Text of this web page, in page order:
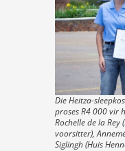
Die Heitza-
proses R4 000 vir
Rochelle de la Rey
voorsitter),
Siglingh (Huis